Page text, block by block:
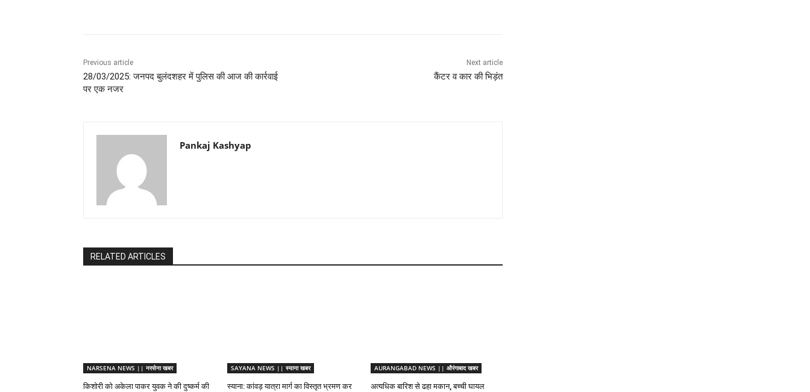
Previous article
28/03/2025: जनपद बुलंदशहर में पुलिस की आज की कार्रवाई
पर एक नजर
Next article
कैंटर व कार की भिड़ंत
Pankaj Kashyap
RELATED ARTICLES
NARSENA NEWS || नरसेना खबर
किशोरी को अकेला पाकर युवक ने की दुष्कर्म की
SAYANA NEWS || स्याना खबर
स्याना: कांवड़ यात्रा मार्ग का विस्तृत भ्रमण कर
AURANGABAD NEWS || औरंगाबाद खबर
अत्यधिक बारिश से ढहा मकान, बच्ची घायल